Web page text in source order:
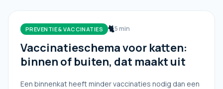
PREVENTIE & VACCINATIES 🐈5 min
Vaccinatieschema voor katten:
binnen of buiten, dat maakt uit
Een binnenkat heeft minder vaccinaties nodig dan een